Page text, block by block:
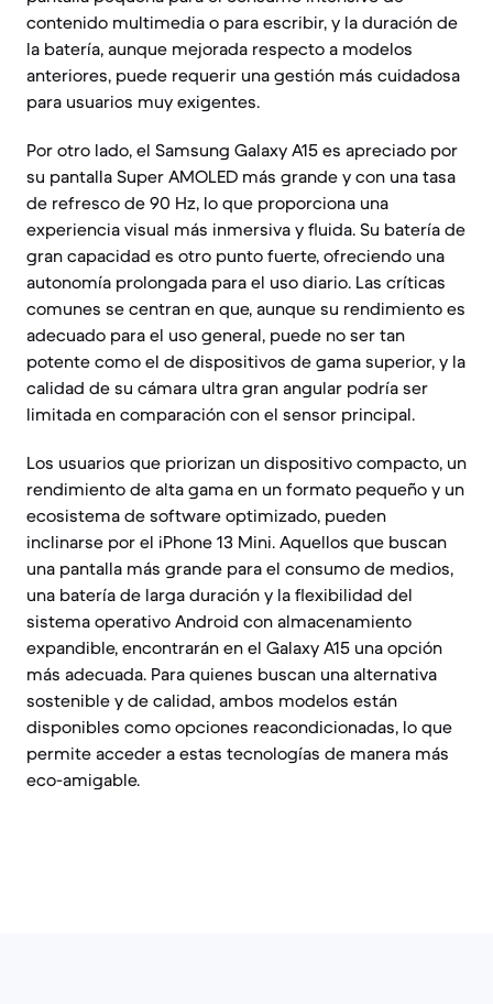
contenido multimedia o para escribir, y la duración de
la batería, aunque mejorada respecto a modelos
anteriores, puede requerir una gestión más cuidadosa
para usuarios muy exigentes.
Por otro lado, el Samsung Galaxy A15 es apreciado por
su pantalla Super AMOLED más grande y con una tasa
de refresco de 90 Hz, lo que proporciona una
experiencia visual más inmersiva y fluida. Su batería de
gran capacidad es otro punto fuerte, ofreciendo una
autonomía prolongada para el uso diario. Las críticas
comunes se centran en que, aunque su rendimiento es
adecuado para el uso general, puede no ser tan
potente como el de dispositivos de gama superior, y la
calidad de su cámara ultra gran angular podría ser
limitada en comparación con el sensor principal.
Los usuarios que priorizan un dispositivo compacto, un
rendimiento de alta gama en un formato pequeño y un
ecosistema de software optimizado, pueden
inclinarse por el iPhone 13 Mini. Aquellos que buscan
una pantalla más grande para el consumo de medios,
una batería de larga duración y la flexibilidad del
sistema operativo Android con almacenamiento
expandible, encontrarán en el Galaxy A15 una opción
más adecuada. Para quienes buscan una alternativa
sostenible y de calidad, ambos modelos están
disponibles como opciones reacondicionadas, lo que
permite acceder a estas tecnologías de manera más
eco-amigable.